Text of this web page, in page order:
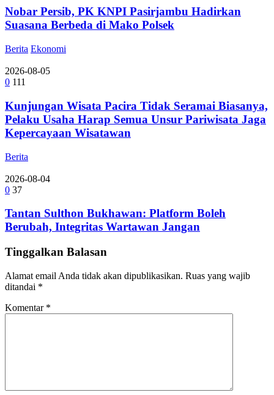
Nobar Persib, PK KNPI Pasirjambu Hadirkan
Suasana Berbeda di Mako Polsek
Berita Ekonomi
2026-08-05
0 111
Kunjungan Wisata Pacira Tidak Seramai Biasanya,
Pelaku Usaha Harap Semua Unsur Pariwisata Jaga
Kepercayaan Wisatawan
Berita
2026-08-04
0 37
Tantan Sulthon Bukhawan: Platform Boleh
Berubah, Integritas Wartawan Jangan
Tinggalkan Balasan
Alamat email Anda tidak akan dipublikasikan. Ruas yang wajib
ditandai *
Komentar *